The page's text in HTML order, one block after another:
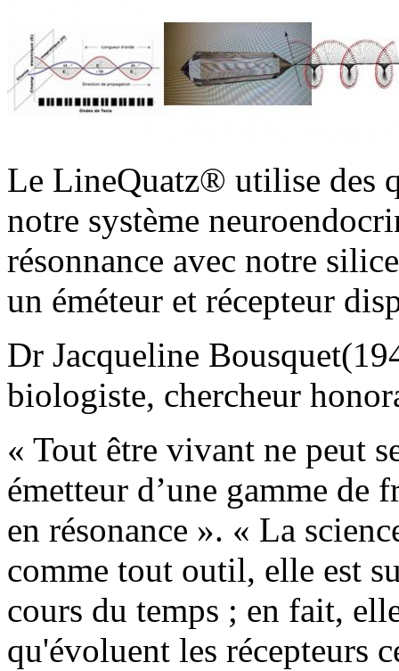
Le LineQuatz® utilise des
notre système
résonnance avec notre
un éméteur et récepteur
Dr Jacqueline
biologiste, chercheur
« Tout être vivant ne peut
émetteur d’une gamme de
en résonance ». « La
comme tout outil, elle est
cours du temps ; en fait,
qu'évoluent les récepteurs